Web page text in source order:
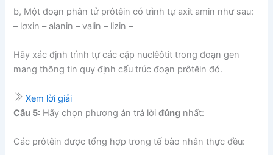
b, Một đoạn phân tử prôtêin có trình tự axit amin như sau:
– lơxin – alanin – valin – lizin –
Hãy xác định trình tự các cặp nuclêôtit trong đoạn gen
mang thông tin quy định cấu trúc đoạn prôtêin đó.
Xem lời giải
Câu 5: Hãy chọn phương án trả lờiđúng nhất:
Các prôtêin được tổng hợp trong tế bào nhân thực đều: